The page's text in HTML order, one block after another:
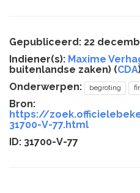
Gepubliceerd: 22
Indiener(s): Maxime
buitenlandse zaken) (CDA
Onderwerpen:
begroting
Bron:
https://
31700-V-77.html
ID: 31700-V-77